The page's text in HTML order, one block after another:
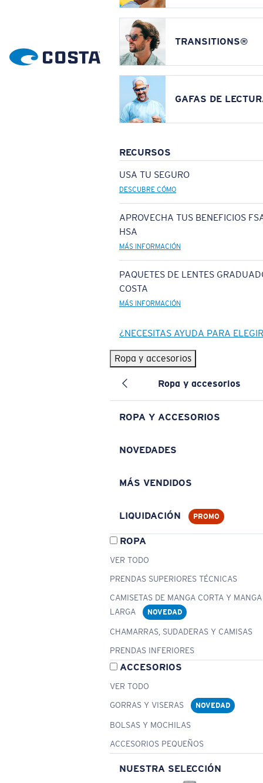
TRANSITIONS®
GAFAS DE
RECURSOS
USA TU SEGURO
DESCUBRE CÓMO
APROVECHA TUS BENEFICIOS
HSA
MÁS INFORMACIÓN
PAQUETES DE LENTES
COSTA
MÁS INFORMACIÓN
¿NECESITAS AYUDA PARA
Ropa y accesorios
Ropa y accesorios
ROPA Y ACCESORIOS
NOVEDADES
MÁS VENDIDOS
LIQUIDACIÓN PROMO
ROPA
VER TODO
PRENDAS SUPERIORES TÉCNICAS
CAMISETAS DE MANGA CORTA Y MANGA
LARGA
NOVEDAD
CHAMARRAS, SUDADERAS Y CAMISAS
PRENDAS INFERIORES
ACCESORIOS
VER TODO
GORRAS Y VISERAS
NOVEDAD
BOLSAS Y MOCHILAS
ACCESORIOS PEQUEÑOS
NUESTRA SELECCIÓN